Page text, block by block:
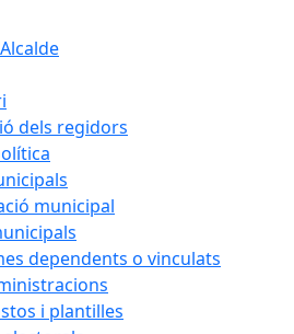
dels regidors
municipal
dependents o vinculats
i plantilles